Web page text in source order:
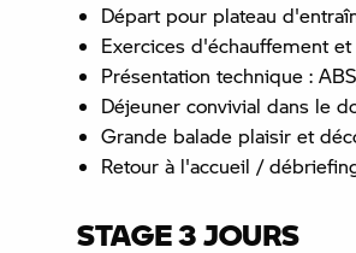
Départ pour plateau
Exercices d'échauffement
Présentation technique :
Déjeuner convivial dans le
Grande balade plaisir et
Retour à l'accueil /
STAGE 3 JOURS